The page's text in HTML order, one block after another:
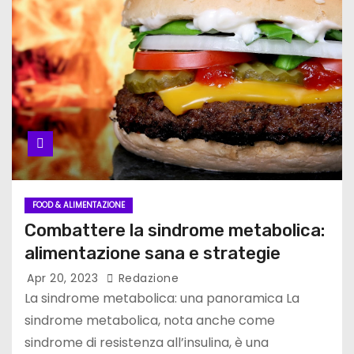
FOOD & ALIMENTAZIONE
Combattere la sindrome metabolica:
alimentazione sana e strategie
Apr 20, 2023 Redazione
La sindrome metabolica: una panoramica La
sindrome metabolica, nota anche come
sindrome di resistenza all’insulina, è una